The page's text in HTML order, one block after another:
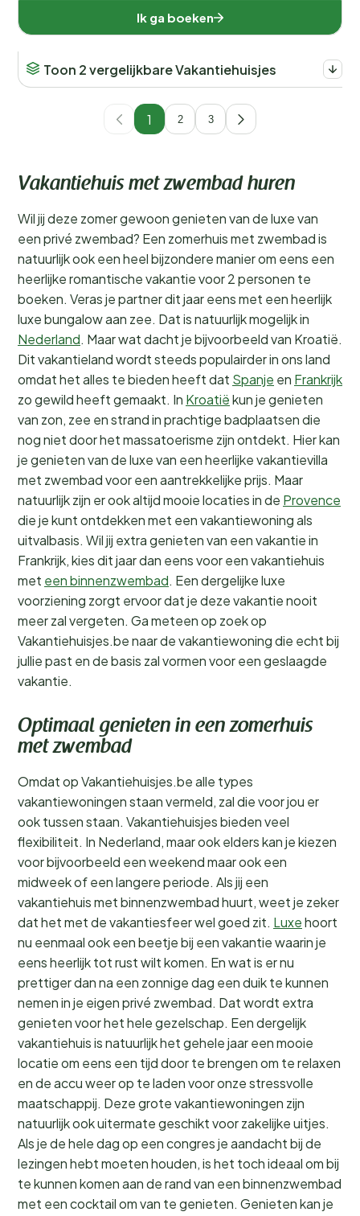
Ik ga boeken
Toon 2 vergelijkbare Vakantiehuisjes
1 2 3
Vakantiehuis met zwembad huren
Wil jij deze zomer gewoon genieten van de luxe van
een privé zwembad? Een zomerhuis met zwembad is
natuurlijk ook een heel bijzondere manier om eens een
heerlijke romantische vakantie voor 2 personen te
boeken. Veras je partner dit jaar eens met een heerlijk
luxe bungalow aan zee. Dat is natuurlijk mogelijk in
Nederland. Maar wat dacht je bijvoorbeeld van Kroatië.
Dit vakantieland wordt steeds populairder in ons land
omdat het alles te bieden heeft dat Spanje en Frankrijk
zo gewild heeft gemaakt. In Kroatiëkun je genieten
van zon, zee en strand in prachtige badplaatsen die
nog niet door het massatoerisme zijn ontdekt. Hier kan
je genieten van de luxe van een heerlijke vakantievilla
met zwembad voor een aantrekkelijke prijs. Maar
natuurlijk zijn er ook altijd mooie locaties in de Provence
die je kunt ontdekken met een vakantiewoning als
uitvalbasis. Wil jij extra genieten van een vakantie in
Frankrijk, kies dit jaar dan eens voor een vakantiehuis
met een binnenzwembad. Een dergelijke luxe
voorziening zorgt ervoor dat je deze vakantie nooit
meer zal vergeten. Ga meteen op zoek op
Vakantiehuisjes.be naar de vakantiewoning die echt bij
jullie past en de basis zal vormen voor een geslaagde
vakantie.
Optimaal genieten in een zomerhuis
met zwembad
Omdat op Vakantiehuisjes.be alle types
vakantiewoningen staan vermeld, zal die voor jou er
ook tussen staan. Vakantiehuisjes bieden veel
flexibiliteit. In Nederland, maar ook elders kan je kiezen
voor bijvoorbeeld een weekend maar ook een
midweek of een langere periode. Als jij een
vakantiehuis met binnenzwembad huurt, weet je zeker
dat het met de vakantiesfeer wel goed zit. Luxehoort
nu eenmaal ook een beetje bij een vakantie waarin je
eens heerlijk tot rust wilt komen. En wat is er nu
prettiger dan na een zonnige dag een duik te kunnen
nemen in je eigen privé zwembad. Dat wordt extra
genieten voor het hele gezelschap. Een dergelijk
vakantiehuis is natuurlijk het gehele jaar een mooie
locatie om eens een tijd door te brengen om te relaxen
en de accu weer op te laden voor onze stressvolle
maatschappij. Deze grote vakantiewoningen zijn
natuurlijk ook uitermate geschikt voor zakelijke uitjes.
Als je de hele dag op een congres je aandacht bij de
lezingen hebt moeten houden, is het toch ideaal om bij
te kunnen komen aan de rand van een binnenzwembad
met een cocktail om van te genieten. Genieten kan je